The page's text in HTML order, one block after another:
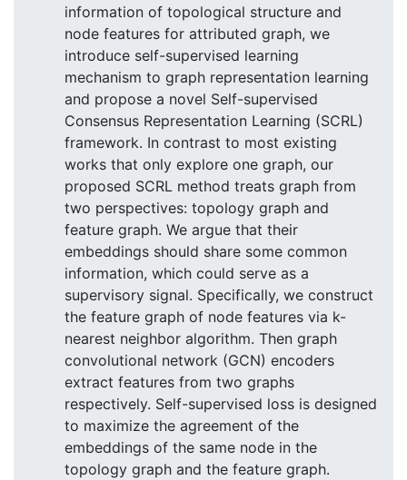
information of topological structure and
node features for attributed graph, we
introduce self-supervised learning
mechanism to graph representation learning
and propose a novel Self-supervised
Consensus Representation Learning (SCRL)
framework. In contrast to most existing
works that only explore one graph, our
proposed SCRL method treats graph from
two perspectives: topology graph and
feature graph. We argue that their
embeddings should share some common
information, which could serve as a
supervisory signal. Specifically, we construct
the feature graph of node features via k-
nearest neighbor algorithm. Then graph
convolutional network (GCN) encoders
extract features from two graphs
respectively. Self-supervised loss is designed
to maximize the agreement of the
embeddings of the same node in the
topology graph and the feature graph.